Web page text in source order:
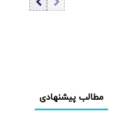
مطالب پیشنهادی